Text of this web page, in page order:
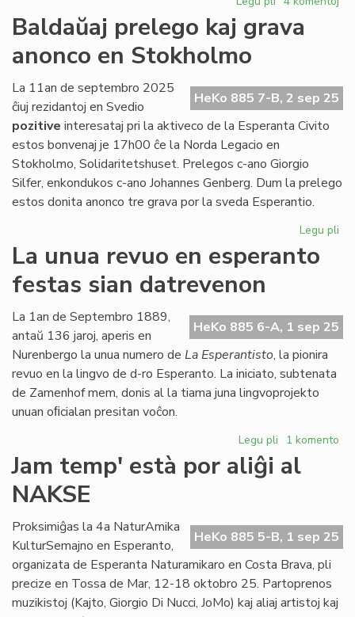
pri
la
junularo
Baldaŭaj prelego kaj grava
anonco en Stokholmo
HeKo 885 7-B, 2 sep 25
La 11an de septembro 2025
ĉiuj rezidantoj en Svedio
pozitive interesataj pri la aktiveco de la Esperanta Civito
estos bonvenaj je 17h00 ĉe la Norda Legacio en
Stokholmo, Solidaritetshuset. Prelegos c-ano Giorgio
Silfer, enkondukos c-ano Johannes Genberg. Dum la prelego
estos donita anonco tre grava por la sveda Esperantio.
Legu pli
La unua revuo en esperanto
festas sian datrevenon
HeKo 885 6-A, 1 sep 25
La 1an de Septembro 1889,
antaŭ 136 jaroj, aperis en
Nurenbergo la unua numero de La Esperantisto, la pionira
revuo en la lingvo de d-ro Esperanto. La iniciato, subtenata
de Zamenhof mem, donis al la tiama juna lingvoprojekto
unuan oﬁcialan presitan voĉon.
Legu pli pri
unua
esperanto
festas
sian
datrevenon
1 komento
Jam temp' està por aliĝi al
NAKSE
HeKo 885 5-B, 1 sep 25
Proksimiĝas la 4a NaturAmika
KulturSemajno en Esperanto,
organizata de Esperanta Naturamikaro en Costa Brava, pli
precize en Tossa de Mar, 12-18 oktobro 25. Partoprenos
muzikistoj (Kajto, Giorgio Di Nucci, JoMo) kaj aliaj artistoj kaj